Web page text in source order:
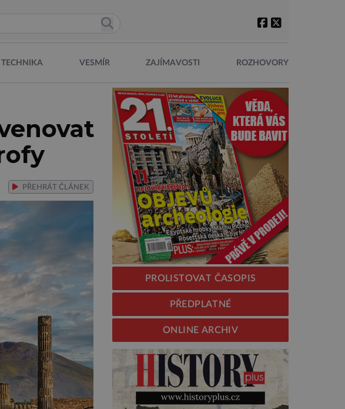
TECHNIKA VESMÍR ZAJÍMAVOSTI ROZHOVORY
PŘEHRÁT ČLÁNEK
PROLISTOVAT ČASOPIS
PŘEDPLATNÉ
ONLINE ARCHIV